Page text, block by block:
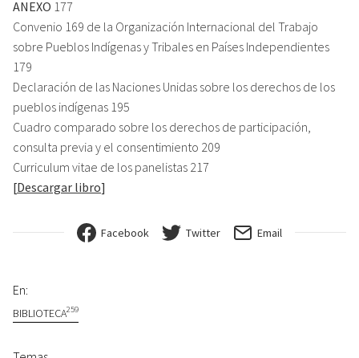
ANEXO 177
Convenio 169 de la Organización Internacional del Trabajo
sobre Pueblos Indígenas y Tribales en Países Independientes
179
Declaración de las Naciones Unidas sobre los derechos de los
pueblos indígenas 195
Cuadro comparado sobre los derechos de participación,
consulta previa y el consentimiento 209
Curriculum vitae de los panelistas 217
[Descargar libro]
Facebook Twitter Email
En:
BIBLIOTECA259